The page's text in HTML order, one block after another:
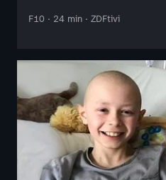
F10 · 24 min · ZDFtivi